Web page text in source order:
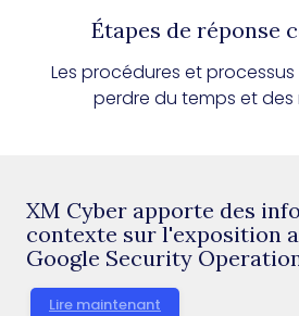
Étapes de réponse
Les procédures et
perdre du temps et des
XM Cyber apporte des
contexte sur l'exposition
Google Security
Lire maintenant